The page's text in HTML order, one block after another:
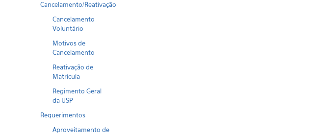
Cancelamento/Reativação
Cancelamento
Voluntário
Motivos de
Cancelamento
Reativação de
Matrícula
Regimento Geral
da USP
Requerimentos
Aproveitamento de